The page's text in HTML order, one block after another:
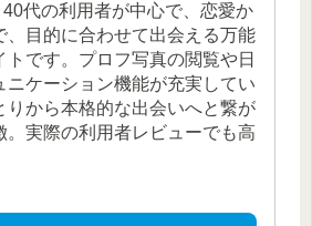
代の利用者が中心で、恋愛か
、目的に合わせて出会える万能
トです。プロフ写真の閲覧や日
ニケーション機能が充実してい
りから本格的な出会いへと繋が
。実際の利用者レビューでも高